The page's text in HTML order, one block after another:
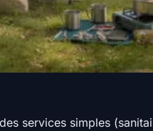
services simples